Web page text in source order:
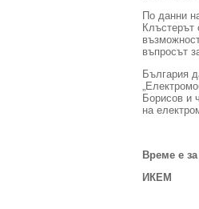
По данни
Клъстерът
въпросът
България
Борисов и
на
Време е
ИКЕМ